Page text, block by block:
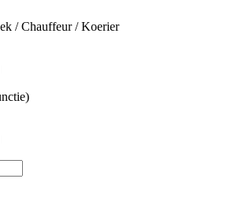
/ Chauffeur / Koerier